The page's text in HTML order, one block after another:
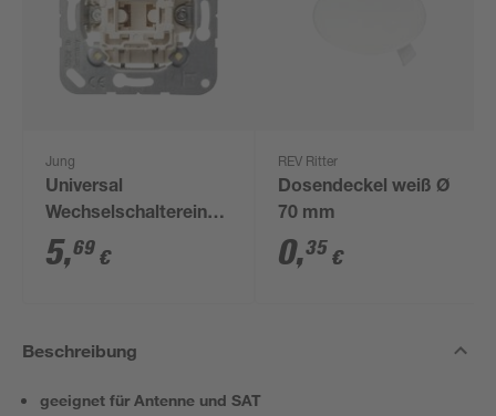
Jung
Universal
Wechselschaltereinsatz,
ohne Abdeckung
5,69 €
REV Ritter
Dosendeckel weiß Ø
70 mm
0,35 €
Beschreibung
geeignet für Antenne und SAT